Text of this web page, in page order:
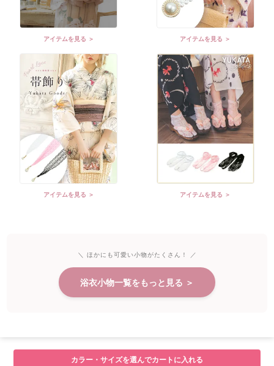
アイテムを見る ＞ アイテムを見る ＞
アイテムを見る ＞ アイテムを見る ＞
＼ ほかにも可愛い小物がたくさん！ ／
浴衣小物一覧をもっと見る ＞
カラー・サイズを選んでカートに入れる